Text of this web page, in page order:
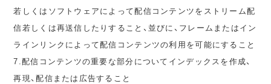
若しくはソフトウェアによって配信コンテンツをストリーム配
信若しくは再送信したりすること、並びに、フレームまたはイン
ラインリンクによって配信コンテンツの利用を可能にすること
7.配信コンテンツの重要な部分についてインデックスを作成、
再現、配信または広告すること